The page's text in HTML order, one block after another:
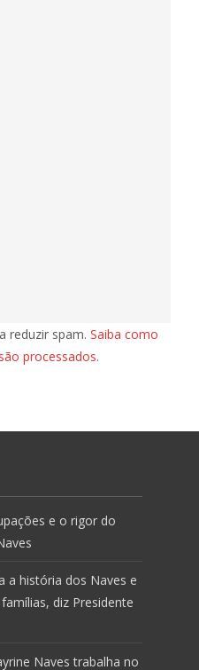
reduzir spam. Saiba como
processados.
e o rigor do
a história dos Naves e
diz Presidente
Naves trabalha no